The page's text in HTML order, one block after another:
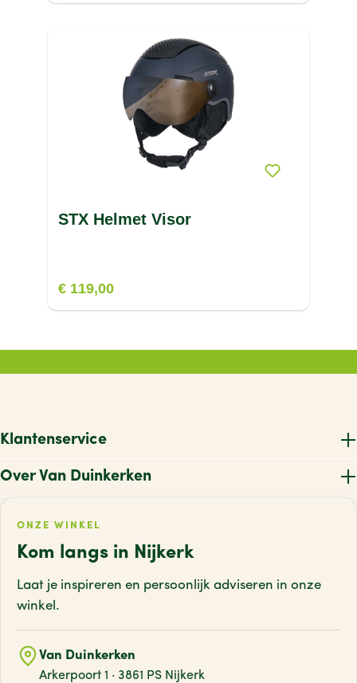
STX Helmet Visor
€ 119,00
Klantenservice
Over Van Duinkerken
ONZE WINKEL
Kom langs in Nijkerk
Laat je inspireren en persoonlijk adviseren in onze
winkel.
Van Duinkerken
Arkerpoort 1 · 3861 PS Nijkerk